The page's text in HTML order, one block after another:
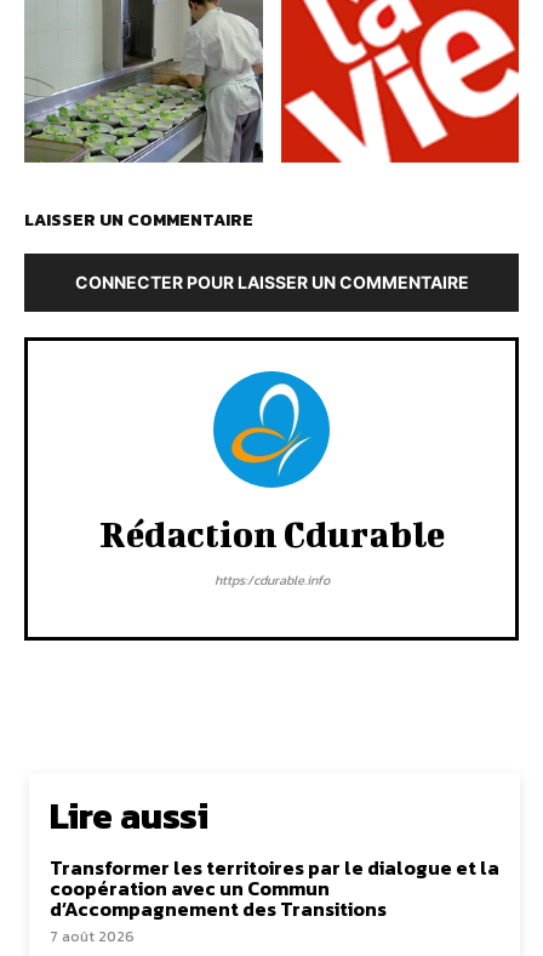
LAISSER UN COMMENTAIRE
CONNECTER POUR LAISSER UN COMMENTAIRE
Rédaction Cdurable
https:/cdurable.info
Lire aussi
Transformer les territoires par le dialogue et la
coopération avec un Commun
d’Accompagnement des Transitions
7 août 2026